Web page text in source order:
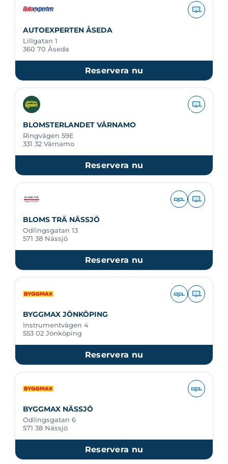
AUTOEXPERTEN ÅSEDA
Lillgatan 1
360 70 Åseda
Reservera nu
BLOMSTERLANDET VÄRNAMO
Ringvägen 59E
331 32 Värnamo
Reservera nu
BLOMS TRÄ NÄSSJÖ
Odlingsgatan 13
571 38 Nässjö
Reservera nu
BYGGMAX JÖNKÖPING
Instrumentvägen 4
553 02 Jönköping
Reservera nu
BYGGMAX NÄSSJÖ
Odlingsgatan 6
571 38 Nässjö
Reservera nu